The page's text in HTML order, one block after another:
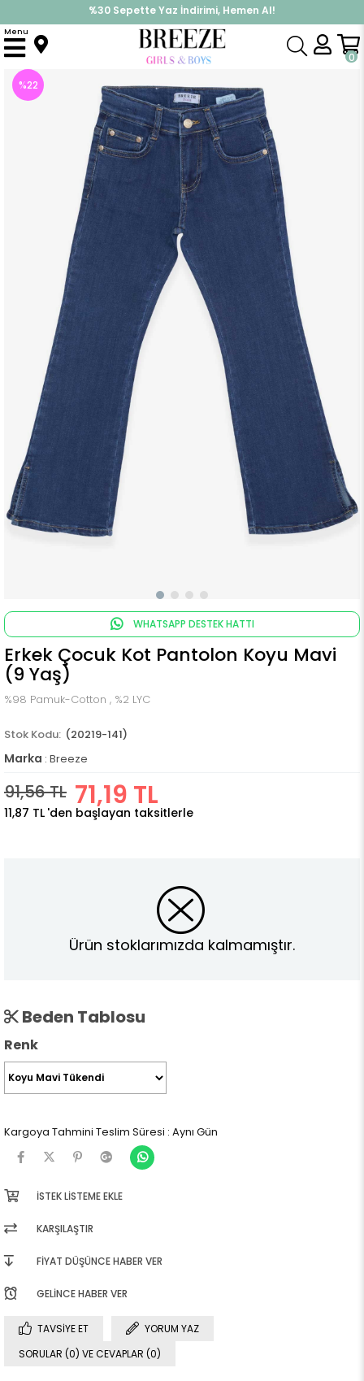
%30 Sepette Yaz İndirimi, Hemen Al!
İndirimlere ek %10 İndirimi Kap, Hemen Üye Ol!
0
Menu
Anasayfa Alt Giyim Pantolon Erkek Çocuk Kot Pantolon Koyu Mavi (9 Yaş)
%22
WHATSAPP DESTEK HATTI
Erkek Çocuk Kot Pantolon Koyu Mavi
(9 Yaş)
%98 Pamuk-Cotton , %2 LYC
(20219-141)
Marka : Breeze
91,56 TL 71,19 TL
11,87 TL 'den başlayan taksitlerle
Ürün stoklarımızda kalmamıştır.
Beden Tablosu
Renk
Kargoya Tahmini Teslim Süresi : Aynı Gün
İSTEK LISTEME EKLE
KARŞILAŞTIR
FIYAT DÜŞÜNCE HABER VER
GELINCE HABER VER
TAVSIYE ET
YORUM YAZ
SORULAR (0) VE CEVAPLAR (0)